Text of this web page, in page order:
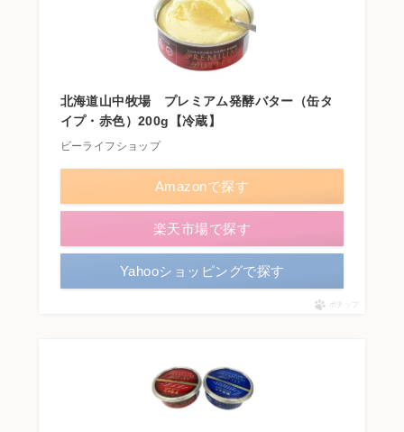
北海道山中牧場 プレミアム発酵バター（缶タ
イプ・赤色）200g【冷蔵】
ビーライフショップ
Amazonで探す
楽天市場で探す
Yahooショッピングで探す
ポチップ